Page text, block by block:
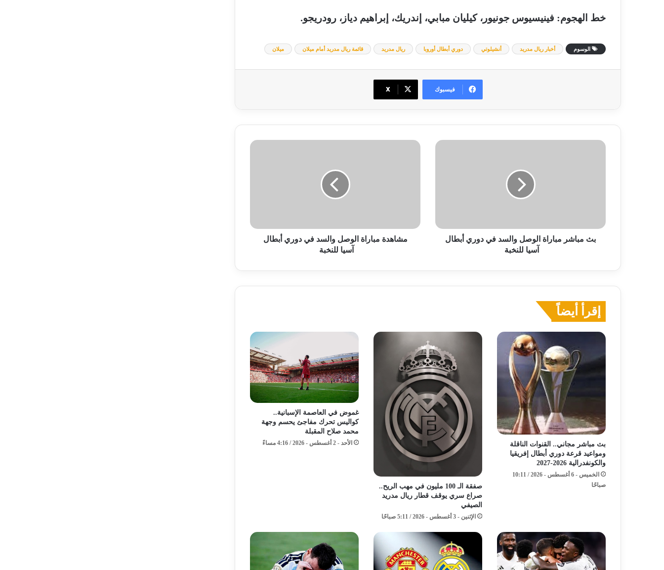
خط الهجوم: فينيسيوس جونيور، كيليان مبابي، إندريك، إبراهيم دياز، رودريجو.
الوسوم أخبار ريال مدريد أنشيلوتي دوري أبطال أوروبا ريال مدريد قائمة ريال مدريد أمام ميلان ميلان
فيسبوك ‫X
بث
آسيا
للنخبة
بث مباشر مباراة الوصل والسد في دوري أبطال
آسيا للنخبة
مشاهدة
للنخبة
مشاهدة مباراة الوصل والسد في دوري أبطال
آسيا للنخبة
إقرأ أيضاً
بث مباشر مجاني.. القنوات الناقلة
ومواعيد قرعة دوري أبطال إفريقيا
والكونفدرالية 2026-2027
الخميس - 6 أغسطس - 2026 / 10:11
صباحًا
صفقة الـ 100 مليون في مهب الريح..
صراع سري يوقف قطار ريال مدريد
الصيفي
الإثنين - 3 أغسطس - 2026 / 5:11 صباحًا
غموض في العاصمة الإسبانية..
كواليس تحرك مفاجئ يحسم وجهة
محمد صلاح المقبلة
الأحد - 2 أغسطس - 2026 / 4:16 مساءً